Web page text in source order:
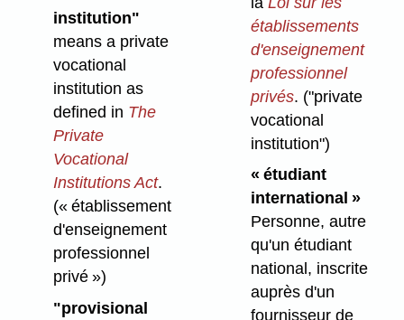
institution"
means a private
vocational
institution as
defined in The
Private
Vocational
Institutions Act.
(« établissement
d'enseignement
professionnel
privé »)
"provisional
établissements
d'enseignement
professionnel
privés. ("private
vocational
institution")
« étudiant
international »
Personne, autre
qu'un étudiant
national, inscrite
auprès d'un
fournisseur de